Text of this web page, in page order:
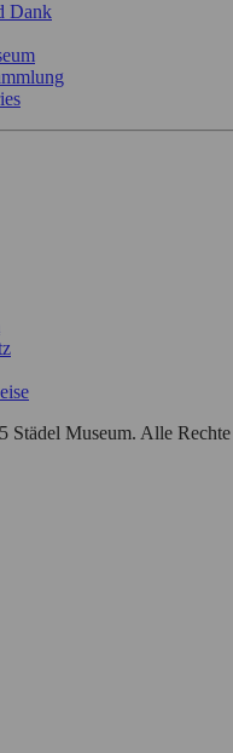
Dank
Städel Museum. Alle Rechte